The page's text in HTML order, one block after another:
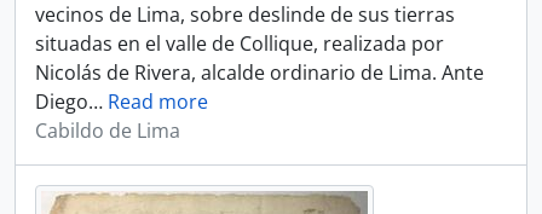
vecinos de Lima, sobre deslinde de sus tierras
situadas en el valle de Collique, realizada por
Nicolás de Rivera, alcalde ordinario de Lima. Ante
Diego… Read more
Cabildo de Lima